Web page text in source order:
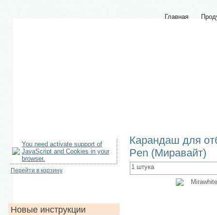
Главная
You need activate support of
JavaScript and Cookies in your
browser.
Перейти в корзину
Новые инструкции
Карандаш для
Pen (Миравайт)
1 штука